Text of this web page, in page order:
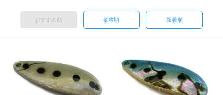
おすすめ順 価格順 新着順